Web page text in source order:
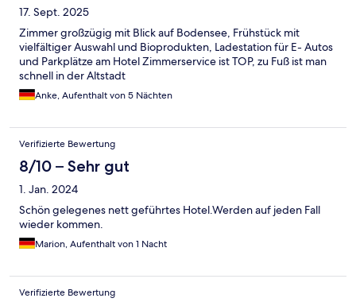
17. Sept. 2025
Zimmer großzügig mit Blick auf Bodensee, Frühstück mit
vielfältiger Auswahl und Bioprodukten, Ladestation für E- Autos
und Parkplätze am Hotel Zimmerservice ist TOP, zu Fuß ist man
schnell in der Altstadt
Anke, Aufenthalt von 5 Nächten
Verifizierte Bewertung
8/10 – Sehr gut
1. Jan. 2024
Schön gelegenes nett geführtes Hotel.Werden auf jeden Fall
wieder kommen.
Marion, Aufenthalt von 1 Nacht
Verifizierte Bewertung